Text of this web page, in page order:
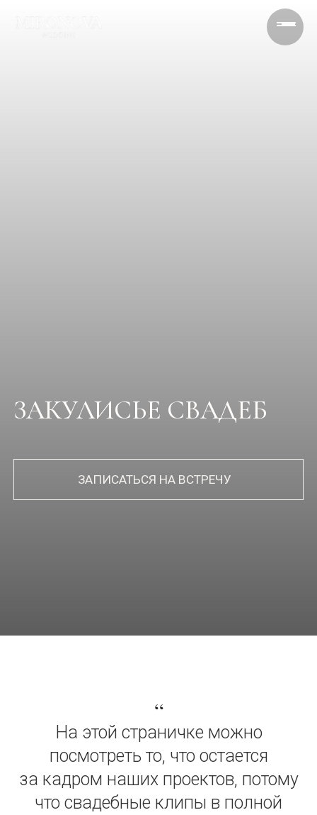
“
На этой страничке можно
посмотреть то, что остается
за кадром наших проектов, потому
что свадебные клипы в полной